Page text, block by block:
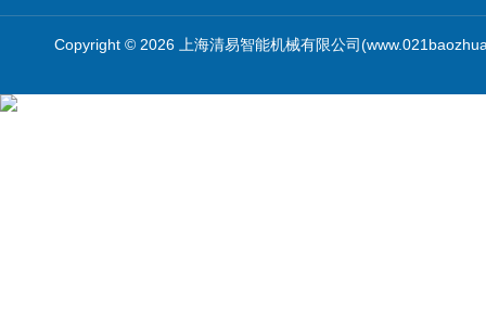
Copyright © 2026 上海清易智能机械有限公司